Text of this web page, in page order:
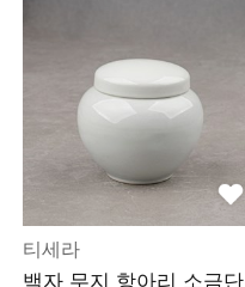
티세라
백자 무지 항아리 소금단